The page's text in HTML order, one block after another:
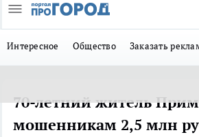
Интересное Общество Заказать
70-летний житель
мошенникам 2,5 млн